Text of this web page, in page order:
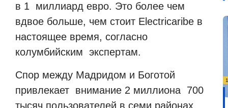
в 1 миллиард евро. Это более чем
вдвое больше, чем стоит Electricaribe в
настоящее время, согласно
колумбийским экспертам.
Спор между Мадридом и Боготой
привлекает внимание 2 миллиона 700
тысяч пользователей в семи районах